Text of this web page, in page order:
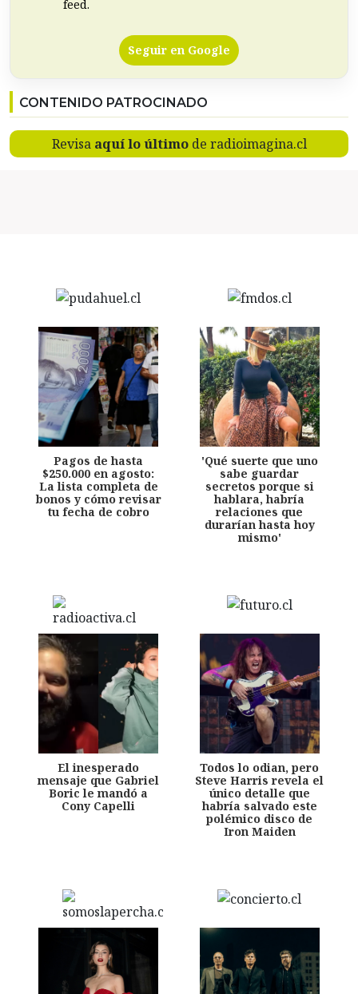
feed.
Seguir en Google
CONTENIDO PATROCINADO
Revisa aquí lo últimode radioimagina.cl
Pagos de hasta
$250.000 en agosto:
La lista completa de
bonos y cómo revisar
tu fecha de cobro
'Qué suerte que uno
sabe guardar
secretos porque si
hablara, habría
relaciones que
durarían hasta hoy
mismo'
El inesperado
mensaje que Gabriel
Boric le mandó a
Cony Capelli
Todos lo odian, pero
Steve Harris revela el
único detalle que
habría salvado este
polémico disco de
Iron Maiden